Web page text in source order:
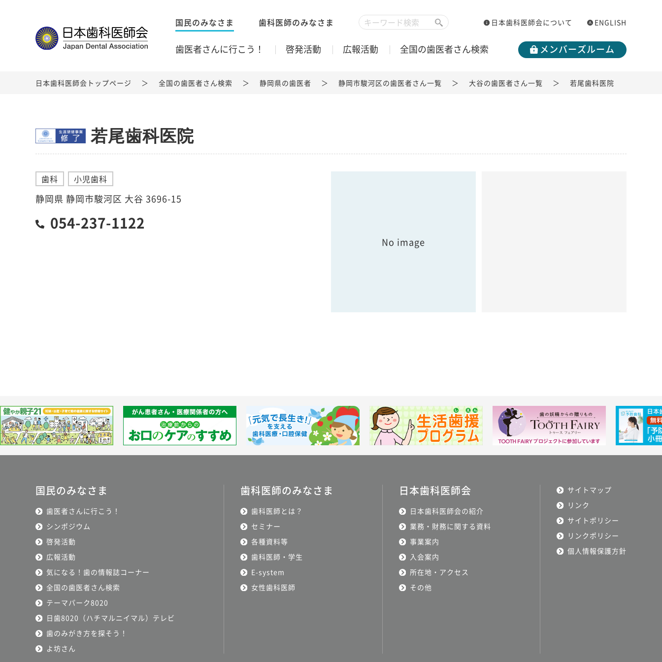
国民のみなさま 歯科医師のみなさま 日本歯科医師会について ENGLISH
歯医者さんに行こう！ 啓発活動 広報活動 全国の歯医者さん検索 メンバーズルーム
日本歯科医師会トップページ 全国の歯医者さん検索 静岡県の歯医者 静岡市駿河区の歯医者さん一覧 大谷の歯医者さん一覧 若尾歯科医院
若尾歯科医院
歯科 小児歯科
静岡県 静岡市駿河区 大谷 3696-15
054-237-1122
No image
国民のみなさま
歯医者さんに行こう！
シンポジウム
啓発活動
広報活動
気になる！歯の情報誌コーナー
全国の歯医者さん検索
テーマパーク8020
日歯8020（ハチマルニイマル）テレビ
歯のみがき方を探そう！
よ坊さん
歯科医師のみなさま
歯科医師とは？
セミナー
各種資料等
歯科医師・学生
E-system
女性歯科医師
日本歯科医師会
日本歯科医師会の紹介
業務・財務に関する資料
事業案内
入会案内
所在地・アクセス
その他
サイトマップ
リンク
サイトポリシー
リンクポリシー
個人情報保護方針